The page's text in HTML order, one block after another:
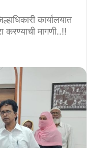
कार्यालयात
करण्याची मागणी..!!